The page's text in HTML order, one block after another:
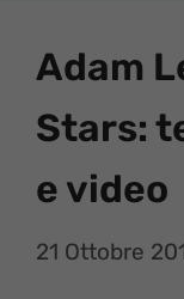
Adam
Stars:
e video
21 Ottobre